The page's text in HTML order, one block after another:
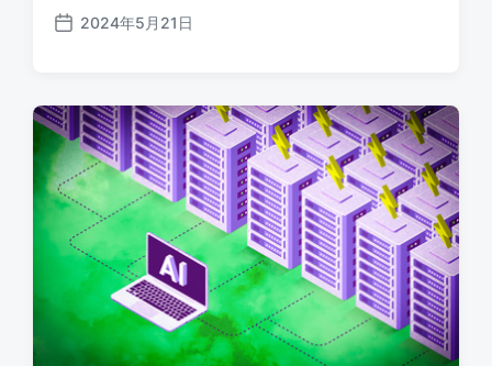
发
期
2024年5月21日